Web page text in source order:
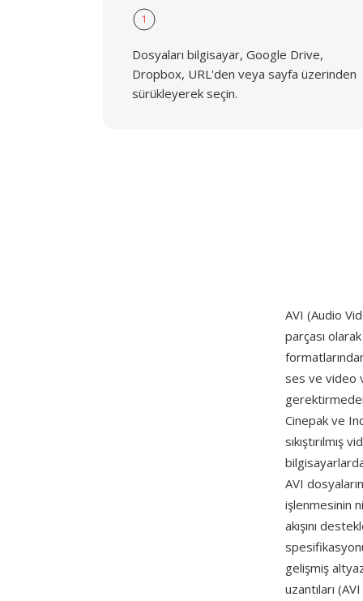
1
Dosyaları bilgisayar, Google Drive,
Dropbox, URL'den veya sayfa üzerinden
sürükleyerek seçin.
AVI (Audio
parçası
ses ve video
Cinepak ve
AVI
işlenmesinin
akışını
gelişmiş
uzantıları